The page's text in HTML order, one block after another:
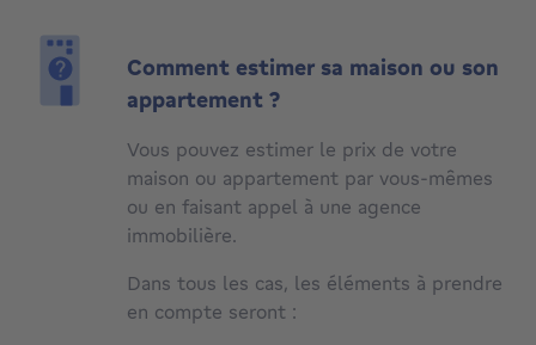
Comment estimer sa maison ou son
appartement ?
Vous pouvez estimer le prix de votre
maison ou appartement par vous-mêmes
ou en faisant appel à une agence
immobilière.
Dans tous les cas, les éléments à prendre
en compte seront :